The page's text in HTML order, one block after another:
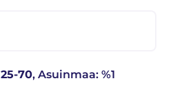
25-70, Asuinmaa: %1